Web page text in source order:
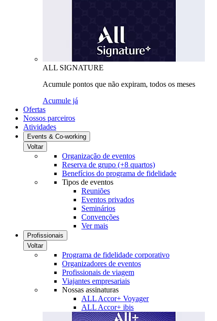
ALL SIGNATURE
Acumule pontos que não expiram, todos os meses
Acumule já
Ofertas
Nossos parceiros
Atividades
Events & Co-working
Voltar
Organização de eventos
Reserva de grupo (+8 quartos)
Benefícios do programa de fidelidade
Tipos de eventos
Reuniões
Eventos privados
Seminários
Convenções
Ver mais
Profissionais
Voltar
Programa de fidelidade corporativo
Organizadores de eventos
Profissionais de viagem
Viajantes empresariais
Nossas assinaturas
ALL Accor+ Voyager
ALL Accor+ ibis